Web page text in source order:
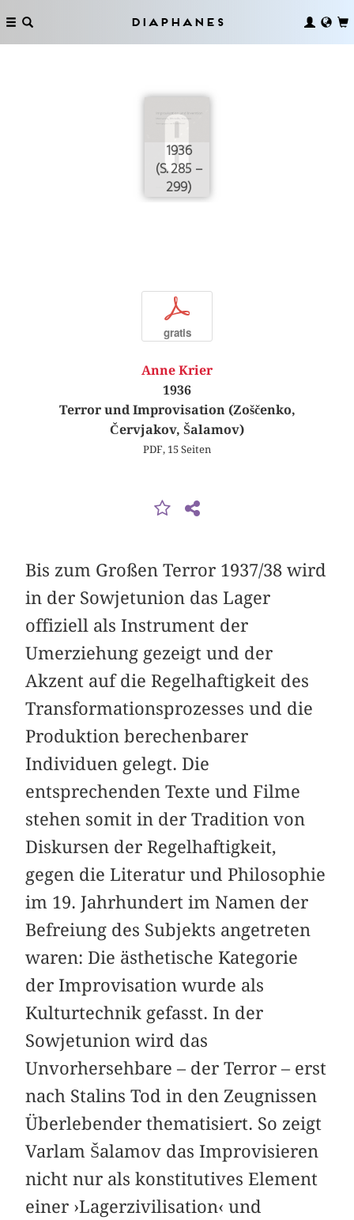
Diaphanes
1936
(S. 285 –
299)
p
gratis
Anne Krier
1936
Terror und Improvisation (Zoščenko,
Červjakov, Šalamov)
PDF, 15 Seiten
Bis zum Großen Terror 1937/38 wird
in der Sowjetunion das Lager
offiziell als Instrument der
Umerziehung gezeigt und der
Akzent auf die Regelhaftigkeit des
Transformationsprozesses und die
Produktion berechenbarer
Individuen gelegt. Die
entsprechenden Texte und Filme
stehen somit in der Tradition von
Diskursen der Regelhaftigkeit,
gegen die Literatur und Philosophie
im 19. Jahrhundert im Namen der
Befreiung des Subjekts angetreten
waren: Die ästhetische Kategorie
der Improvisation wurde als
Kulturtechnik gefasst. In der
Sowjetunion wird das
Unvorhersehbare – der Terror – erst
nach Stalins Tod in den Zeugnissen
Überlebender thematisiert. So zeigt
Varlam Šalamov das Improvisieren
nicht nur als konstitutives Element
einer ›Lagerzivilisation‹ und